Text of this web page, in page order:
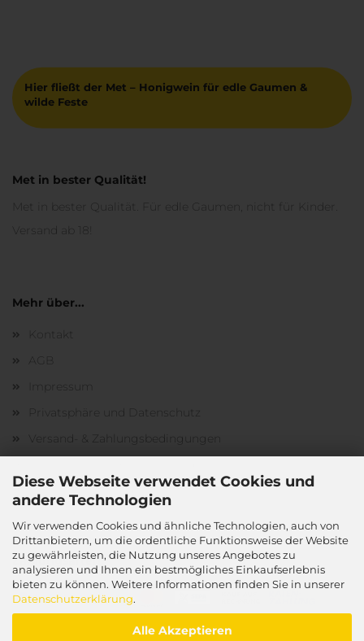
Diese Webseite verwendet Cookies und
andere Technologien
Wir verwenden Cookies und ähnliche Technologien, auch von
Drittanbietern, um die ordentliche Funktionsweise der Website
zu gewährleisten, die Nutzung unseres Angebotes zu
analysieren und Ihnen ein bestmögliches Einkaufserlebnis
bieten zu können. Weitere Informationen finden Sie in unserer
Datenschutzerklärung.
Alle Akzeptieren
Hier fließt der Met – Honigwein für edle Gaumen &
wilde Feste
Met in bester Qualität!
Met in bester Qualität. Für edle Gaumen, nicht für Kinder.
Versand ab 18!
Mehr über...
Kontakt
Impressum
Privatsphäre und Datenschutz
Versand- & Zahlungsbedingungen
Cookie Einstellungen
Zahlungsarten: